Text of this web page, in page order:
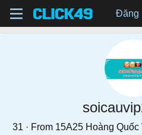
Đăng
31 · From 15A25 Hoàng